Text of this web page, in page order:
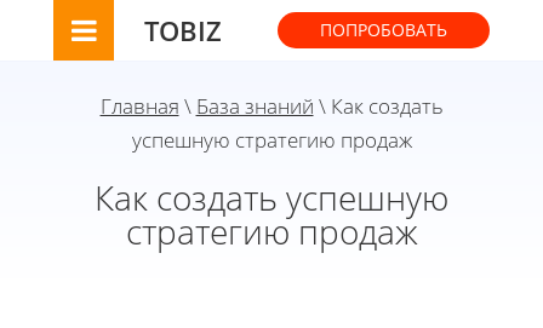
TOBIZ ПОПРОБОВАТЬ
Главная \ База знаний \ Как создать
успешную стратегию продаж
Как создать успешную
стратегию продаж